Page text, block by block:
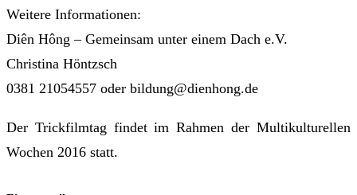
Weitere Informationen:
Diên Hông – Gemeinsam unter einem Dach e.V.
Christina Höntzsch
0381 21054557 oder bildung@dienhong.de
Der Trickfilmtag findet im Rahmen der Multikulturellen
Wochen 2016 statt.